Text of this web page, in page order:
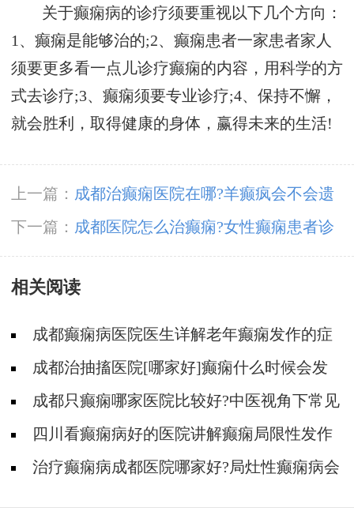
关于癫痫病的诊疗须要重视以下几个方向：
1、癫痫是能够治的;2、癫痫患者一家患者家人
须要更多看一点儿诊疗癫痫的内容，用科学的方
式去诊疗;3、癫痫须要专业诊疗;4、保持不懈，
就会胜利，取得健康的身体，赢得未来的生活!
上一篇： 成都治癫痫医院在哪?羊癫疯会不会遗
传?
下一篇： 成都医院怎么治癫痫?女性癫痫患者诊
疗的方式有哪些?
相关阅读
成都癫痫病医院医生详解老年癫痫发作的症
状?成都治抽搐医院[哪家好]癫痫什么时候会发
作？成都只癫痫哪家医院比较好?中医视角下常见
的癫痫症状分型是怎样的?
四川看癫痫病好的医院讲解癫痫局限性发作
症状!治疗癫痫病成都医院哪家好?局灶性癫痫病会